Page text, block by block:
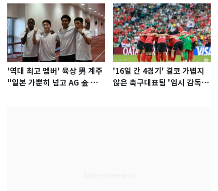
'역대 최고 멤버' 육상 男 계주
"일본 가뿐히 넘고 AG 金 따겠
'16일 간 4경기' 결코 가볍지
않은 축구대표팀 '임시 감독'